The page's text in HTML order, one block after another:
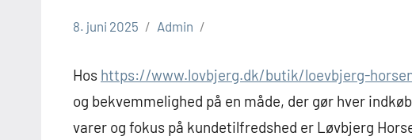
8. juni 2025 Admin
Hos https://www.lovbjerg.dk/butik/loevbjerg-
og bekvemmelighed på en måde, der gør hver
varer og fokus på kundetilfredshed er Løvbjerg